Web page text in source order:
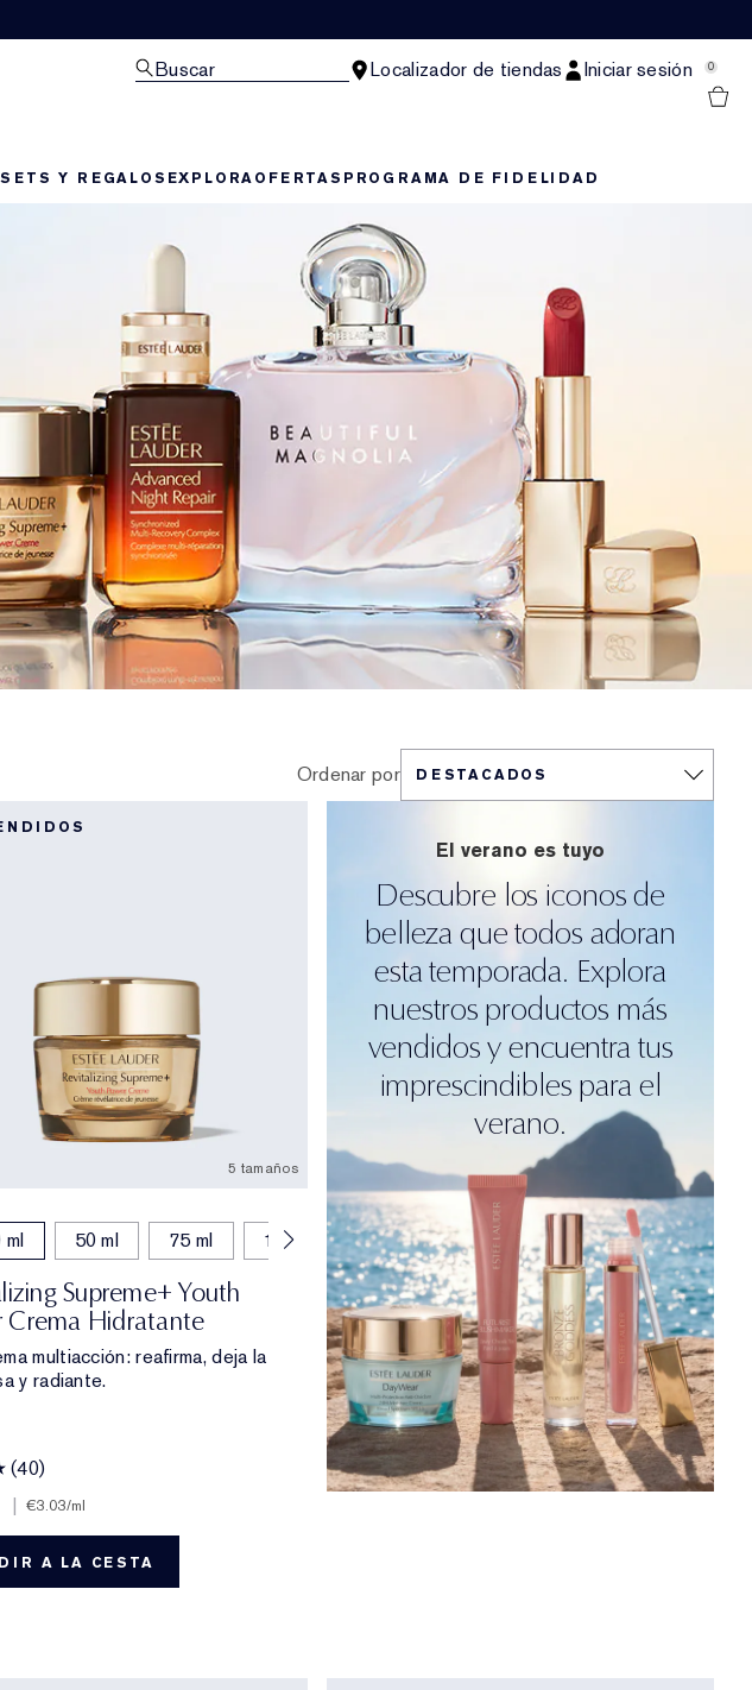
Buscar Localizador de tiendas Iniciar sesión 0
SETS Y REGALOS EXPLORAOFERTAS PROGRAMA DE FIDELIDAD
Ordenar por
5 tamaños
ml 50 ml 75 ml 15 ml 50 ml (rellenar)
Supreme+ Youth
Crema Hidratante
multiacción: reafirma, deja la
y radiante.
(40)
€3.03/ml
A LA CESTA
El verano es tuyo
Descubre los iconos de
belleza que todos adoran
esta temporada. Explora
nuestros productos más
vendidos y encuentra tus
imprescindibles para el
verano.